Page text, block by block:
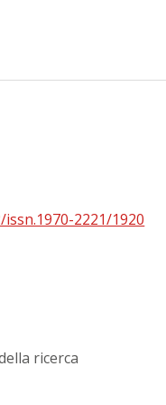
2221/1920
ricerca